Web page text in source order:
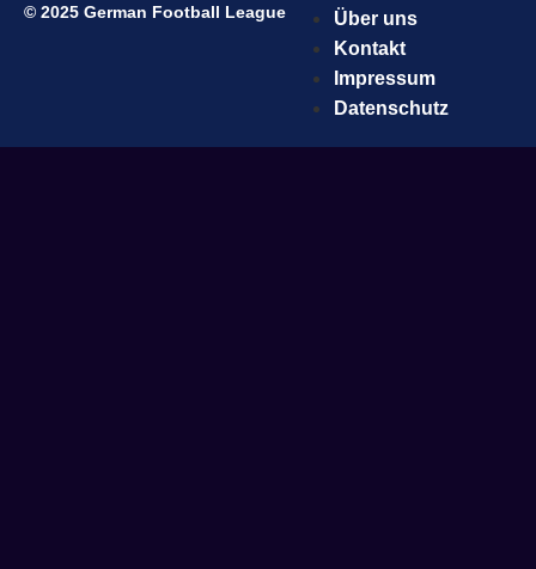
© 2025 German Football League
Über uns
Kontakt
Impressum
Datenschutz